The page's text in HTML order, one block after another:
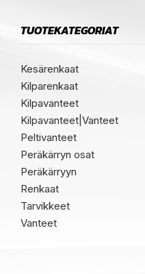
TUOTEKATEGORIAT
Kesärenkaat
Kilparenkaat
Kilpavanteet
Kilpavanteet|Vanteet
Peltivanteet
Peräkärryn osat
Peräkärryyn
Renkaat
Tarvikkeet
Vanteet